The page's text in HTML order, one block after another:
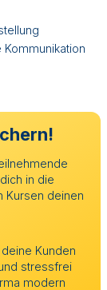
in die
Kursen deinen
Kunden
stressfrei
modern